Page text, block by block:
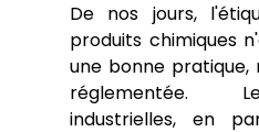
De nos jours,
produits chimiques
une bonne pratique,
réglementée.